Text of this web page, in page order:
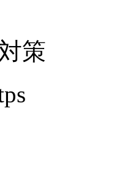
策